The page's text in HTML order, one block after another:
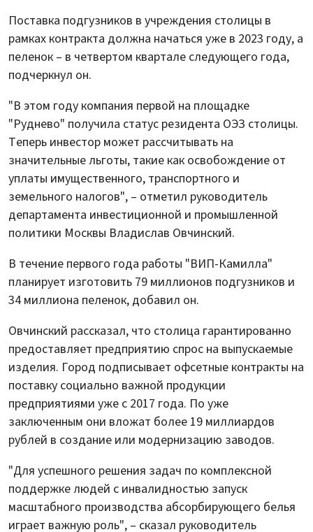
Поставка подгузников в учреждения столицы в
рамках контракта должна начаться уже в 2023 году, а
пеленок – в четвертом квартале следующего года,
подчеркнул он.
"В этом году компания первой на площадке
"Руднево" получила статус резидента ОЭЗ столицы.
Теперь инвестор может рассчитывать на
значительные льготы, такие как освобождение от
уплаты имущественного, транспортного и
земельного налогов", – отметил руководитель
департамента инвестиционной и промышленной
политики Москвы Владислав Овчинский.
В течение первого года работы "ВИП-Камилла"
планирует изготовить 79 миллионов подгузников и
34 миллиона пеленок, добавил он.
Овчинский рассказал, что столица гарантированно
предоставляет предприятию спрос на выпускаемые
изделия. Город подписывает офсетные контракты на
поставку социально важной продукции
предприятиями уже с 2017 года. По уже
заключенным они вложат более 19 миллиардов
рублей в создание или модернизацию заводов.
"Для успешного решения задач по комплексной
поддержке людей с инвалидностью запуск
масштабного производства абсорбирующего белья
играет важную роль", – сказал руководитель